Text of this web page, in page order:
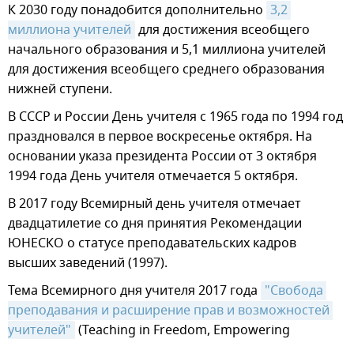
К 2030 году понадобится дополнительно 3,2
миллиона учителей для достижения всеобщего
начального образования и 5,1 миллиона учителей
для достижения всеобщего среднего образования
нижней ступени.
В СССР и России День учителя с 1965 года по 1994 год
праздновался в первое воскресенье октября. На
основании указа президента России от 3 октября
1994 года День учителя отмечается 5 октября.
В 2017 году Всемирный день учителя отмечает
двадцатилетие со дня принятия Рекомендации
ЮНЕСКО о статусе преподавательских кадров
высших заведений (1997).
Тема Всемирного дня учителя 2017 года "Свобода
преподавания и расширение прав и возможностей
учителей" (Teaching in Freedom, Empowering